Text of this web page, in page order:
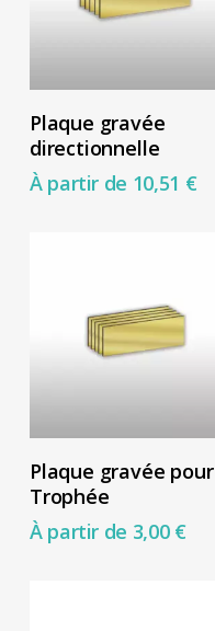
sur
la
page
du
Choix Des Options
produit
a
plusieurs
peuvent
sur
la
page
du
Plaque gravée
directionnelle
À partir de 10,51 €
Choix Des Options
produit
a
Plaque gravée pour
Trophée
À partir de 3,00 €